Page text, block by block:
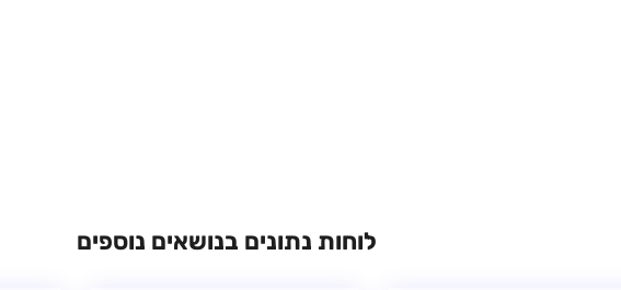
לוחות נתונים בנושאים נוספים